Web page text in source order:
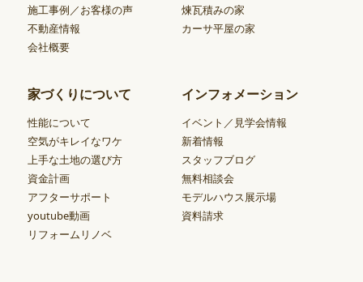
施工事例／お客様の声
不動産情報
会社概要
煉瓦積みの家
カーサ平屋の家
家づくりについて
性能について
空気がキレイなワケ
上手な土地の選び方
資金計画
アフターサポート
youtube動画
リフォームリノベ
インフォメーション
イベント／見学会情報
新着情報
スタッフブログ
無料相談会
モデルハウス展示場
資料請求